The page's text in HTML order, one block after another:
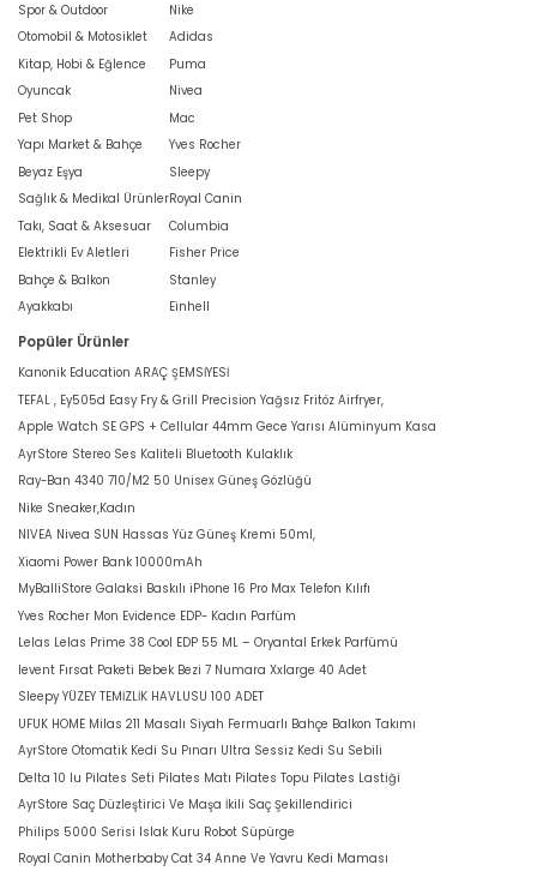
Spor & Outdoor
Otomobil & Motosiklet
Kitap, Hobi & Eğlence
Oyuncak
Pet Shop
Yapı Market & Bahçe
Beyaz Eşya
Sağlık & Medikal Ürünler
Takı, Saat & Aksesuar
Elektrikli Ev Aletleri
Bahçe & Balkon
Ayakkabı
Nike
Adidas
Puma
Nivea
Mac
Yves Rocher
Sleepy
Royal Canin
Columbia
Fisher Price
Stanley
Einhell
Popüler Ürünler
Kanonik Education ARAÇ ŞEMSİYESİ
TEFAL , Ey505d Easy Fry & Grill Precision Yağsız Fritöz Airfryer,
Apple Watch SE GPS + Cellular 44mm Gece Yarısı Alüminyum Kasa
AyrStore Stereo Ses Kaliteli Bluetooth Kulaklık
Ray-Ban 4340 710/M2 50 Unisex Güneş Gözlüğü
Nike Sneaker,Kadın
NIVEA Nivea SUN Hassas Yüz Güneş Kremi 50ml,
Xiaomi Power Bank 10000mAh
MyBalliStore Galaksi Baskılı iPhone 16 Pro Max Telefon Kılıfı
Yves Rocher Mon Evidence EDP- Kadın Parfüm
Lelas Lelas Prime 38 Cool EDP 55 ML – Oryantal Erkek Parfümü
levent Fırsat Paketi Bebek Bezi 7 Numara Xxlarge 40 Adet
Sleepy YÜZEY TEMİZLİK HAVLUSU 100 ADET
UFUK HOME Milas 211 Masalı Siyah Fermuarlı Bahçe Balkon Takımı
AyrStore Otomatik Kedi Su Pınarı Ultra Sessiz Kedi Su Sebili
Delta 10 lu Pilates Seti Pilates Matı Pilates Topu Pilates Lastiği
AyrStore Saç Düzleştirici Ve Maşa İkili Saç Şekillendirici
Philips 5000 Serisi Islak Kuru Robot Süpürge
Royal Canin Motherbaby Cat 34 Anne Ve Yavru Kedi Maması